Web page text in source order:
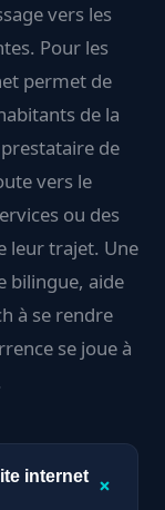
vers les
Pour les
permet de
de la
de
vers le
ou des
leur trajet. Une
bilingue, aide
à se rendre
se joue à
internet +